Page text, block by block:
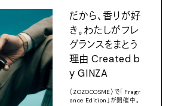
だから、香りが好
き。わたしがフレ
グランスをまとう
理由 Created b
y GINZA
〈 ZOZOCOSME〉で「 Fragr
ance Edition 」が開催中。